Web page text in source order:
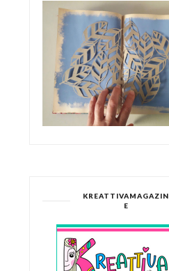
KREATTIVAMAGAZIN
E